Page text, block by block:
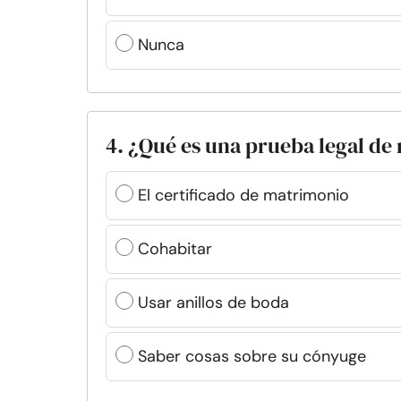
Nunca
4. ¿Qué es una prueba legal
El certificado de matrimonio
Cohabitar
Usar anillos de boda
Saber cosas sobre su cónyuge